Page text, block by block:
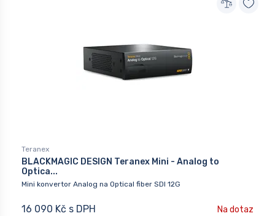
Teranex
BLACKMAGIC DESIGN Teranex Mini - Analog to
Optica...
Mini konvertor Analog na Optical fiber SDI 12G
16 090 Kč s DPH Na dotaz